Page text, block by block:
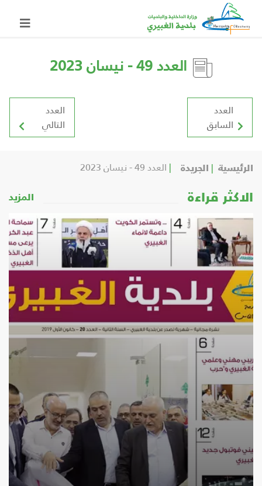
العدد 49 - نيسان 2023
العدد
السابق
العدد
التالي
الرئيسية الجريدة العدد 49 - نيسان 2023
الاكثر قراءة المزيد